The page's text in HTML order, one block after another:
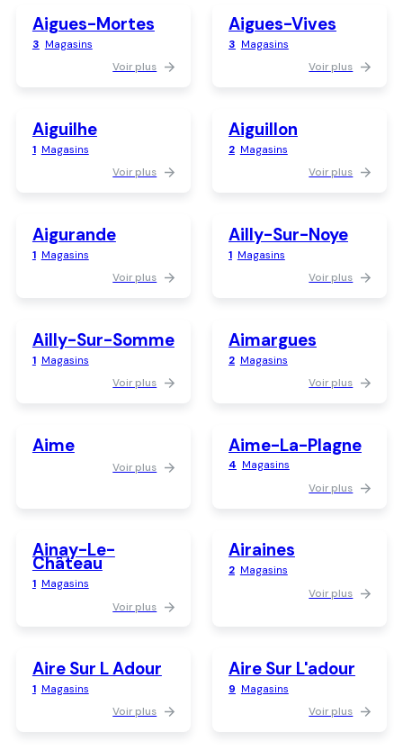
Aigues-Mortes
3 Magasins
Voir plus
Aigues-Vives
3 Magasins
Voir plus
Aiguilhe
1 Magasins
Voir plus
Aiguillon
2 Magasins
Voir plus
Aigurande
1 Magasins
Voir plus
Ailly-Sur-Noye
1 Magasins
Voir plus
Ailly-Sur-Somme
1 Magasins
Voir plus
Aimargues
2 Magasins
Voir plus
Aime
Voir plus
Aime-La-Plagne
4 Magasins
Voir plus
Ainay-Le-
Château
1 Magasins
Voir plus
Airaines
2 Magasins
Voir plus
Aire Sur L Adour
1 Magasins
Voir plus
Aire Sur L'adour
9 Magasins
Voir plus